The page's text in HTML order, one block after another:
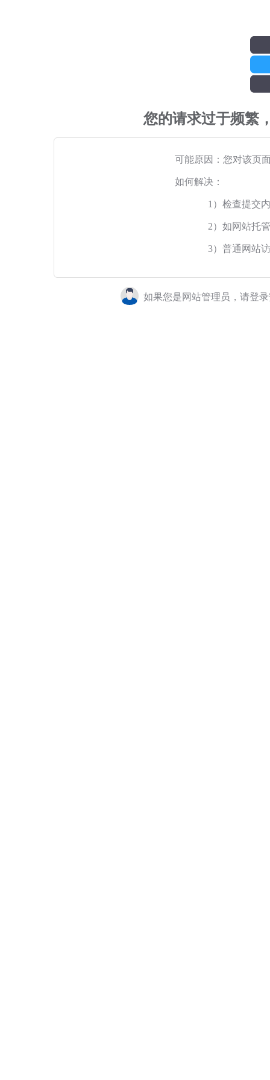
您的请求过于频繁
可能原因：您对该页
如何解决：
1）检查提交
2）如网站托
3）普通网站
如果您是网站管理员，请登